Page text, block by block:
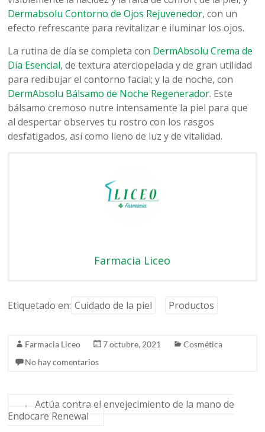
Dermabsolu Contorno de Ojos Rejuvenedor, con un
efecto refrescante para revitalizar e iluminar los ojos.
La rutina de día se completa con DermAbsolu Crema de
Día Esencial, de textura aterciopelada y de gran utilidad
para redibujar el contorno facial; y la de noche, con
DermAbsolu Bálsamo de Noche Regenerador. Este
bálsamo cremoso nutre intensamente la piel para que
al despertar observes tu rostro con los rasgos
desfatigados, así como lleno de luz y de vitalidad.
Farmacia Liceo
Etiquetado en: Cuidado de la piel Productos
Farmacia Liceo 7 octubre, 2021
Cosmética
No hay comentarios
←
Actúa contra el envejecimiento de la mano de
Endocare Renewal